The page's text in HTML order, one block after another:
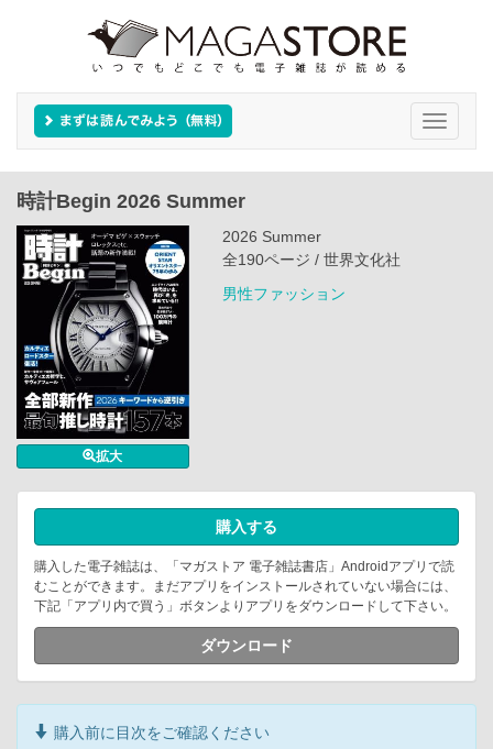
Toggle
時計Begin 2026 Summer
拡大
2026 Summer
全190ページ / 世界文化社
男性ファッション
購入する
購入した電子雑誌は、「マガストア 電子雑誌書店」Androidアプリで読
むことができます。まだアプリをインストールされていない場合には、
下記「アプリ内で買う」ボタンよりアプリをダウンロードして下さい。
ダウンロード
購入前に目次をご確認ください